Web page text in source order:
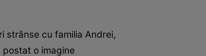
strânse cu familia Andrei,
postat o imagine